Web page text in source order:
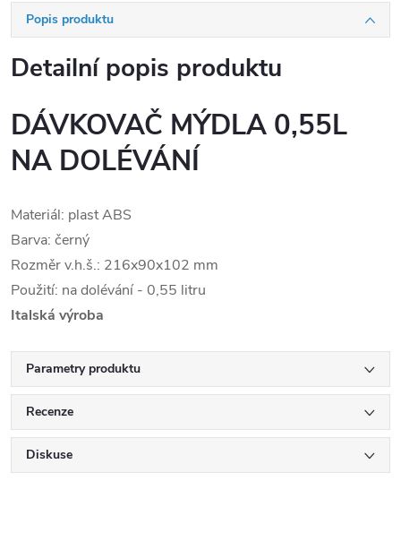
Popis produktu
Detailní popis produktu
DÁVKOVAČ MÝDLA 0,55L
NA DOLÉVÁNÍ
Materiál: plast ABS
Barva: černý
Rozměr v.h.š.: 216x90x102 mm
Použití: na dolévání - 0,55 litru
Italská výroba
Parametry produktu
Recenze
Diskuse